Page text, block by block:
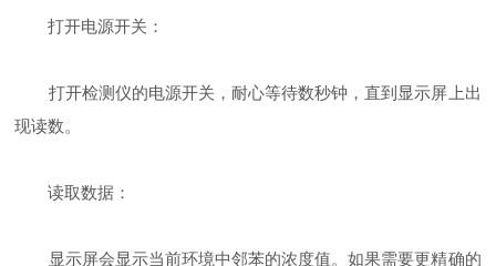
打开电源开关：
打开检测仪的电源开关，耐心等待数秒钟，直到显示屏上出
现读数。
读取数据：
显示屏会显示当前环境中邻苯的浓度值。如果需要更精确的